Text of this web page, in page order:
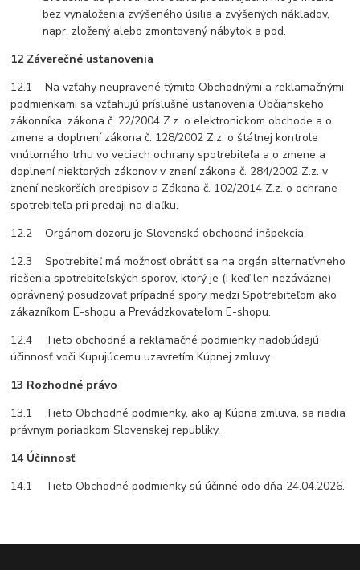
bez vynaloženia zvýšeného úsilia a zvýšených nákladov,
napr. zložený alebo zmontovaný nábytok a pod.
12 Záverečné ustanovenia
12.1 Na vzťahy neupravené týmito Obchodnými a reklamačnými
podmienkami sa vzťahujú príslušné ustanovenia Občianskeho
zákonníka, zákona č. 22/2004 Z.z. o elektronickom obchode a o
zmene a doplnení zákona č. 128/2002 Z.z. o štátnej kontrole
vnútorného trhu vo veciach ochrany spotrebiteľa a o zmene a
doplnení niektorých zákonov v znení zákona č. 284/2002 Z.z. v
znení neskorších predpisov a Zákona č. 102/2014 Z.z. o ochrane
spotrebiteľa pri predaji na diaľku.
12.2 Orgánom dozoru je Slovenská obchodná inšpekcia.
12.3 Spotrebiteľ má možnosť obrátiť sa na orgán alternatívneho
riešenia spotrebiteľských sporov, ktorý je (i keď len nezáväzne)
oprávnený posudzovať prípadné spory medzi Spotrebiteľom ako
zákazníkom E-shopu a Prevádzkovateľom E-shopu.
12.4 Tieto obchodné a reklamačné podmienky nadobúdajú
účinnosť voči Kupujúcemu uzavretím Kúpnej zmluvy.
13 Rozhodné právo
13.1 Tieto Obchodné podmienky, ako aj Kúpna zmluva, sa riadia
právnym poriadkom Slovenskej republiky.
14 Účinnosť
14.1 Tieto Obchodné podmienky sú účinné odo dňa 24.04.2026.